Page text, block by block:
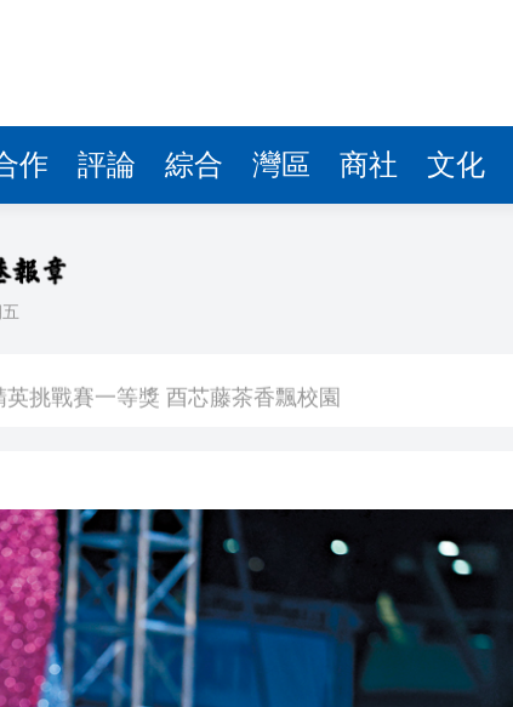
作 評論 綜合 灣區 商社 文化
套
工智能產業促進中心揭牌
面行動
英挑戰賽一等獎 酉芯藤茶香飄校園
工智能產業促進中心揭牌
談判
地面行動